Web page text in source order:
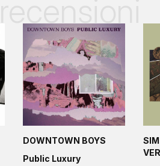
DOWNTOWN BOYS
Public Luxury